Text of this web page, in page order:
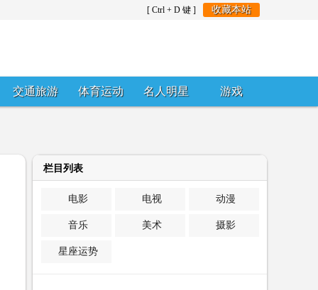
[ Ctrl + D 键 ] 收藏本站
交通旅游 体育运动 名人明星 游戏
栏目列表
电影 电视 动漫
音乐 美术 摄影
星座运势